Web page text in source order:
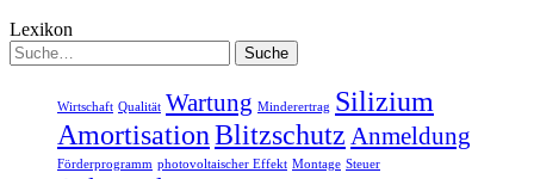
Lexikon
Suche
Suche
Wirtschaft Qualität Wartung Minderertrag Silizium
AmortisationBlitzschutz Anmeldung
Förderprogramm photovoltaischer Effekt Montage Steuer